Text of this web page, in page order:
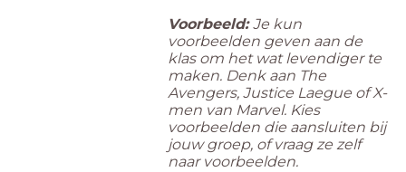
Voorbeeld:Je kun
voorbeelden geven aan de
klas om het wat levendiger te
maken. Denk aan The
Avengers, Justice Laegue of X-
men van Marvel. Kies
voorbeelden die aansluiten bij
jouw groep, of vraag ze zelf
naar voorbeelden.